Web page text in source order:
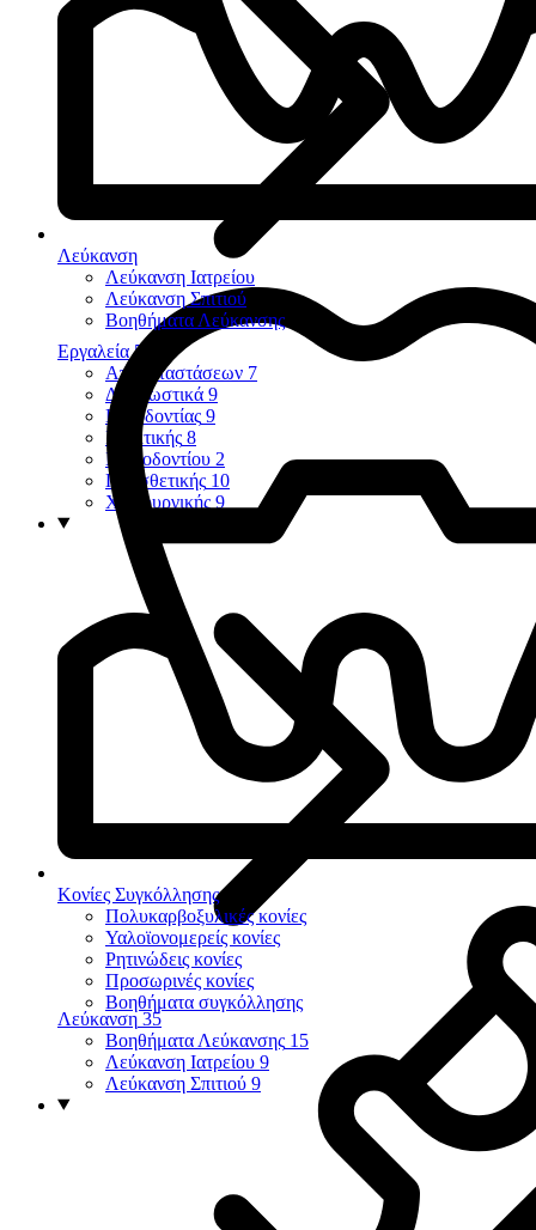
Λεύκανση
Λεύκανση Ιατρείου
Λεύκανση Σπιτιού
Βοηθήματα Λεύκανσης
Κονίες Συγκόλλησης
Πολυκαρβοξυλικές κονίες
Υαλοϊονομερείς κονίες
Ρητινώδεις κονίες
Προσωρινές κονίες
Βοηθήματα συγκόλλησης
Εργαλεία 58
Αποκαταστάσεων 7
Διαγνωστικά 9
Ενδοδοντίας 9
Εξακτικής 8
Περιοδοντίου 2
Προσθετικής 10
Χειρουργικής 9
Λεύκανση 35
Βοηθήματα Λεύκανσης 15
Λεύκανση Ιατρείου 9
Λεύκανση Σπιτιού 9